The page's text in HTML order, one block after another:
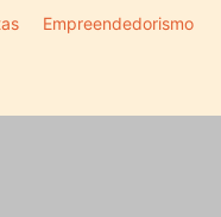
Empreendedorismo